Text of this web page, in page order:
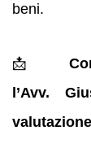
beni.
📩
l’Avv.